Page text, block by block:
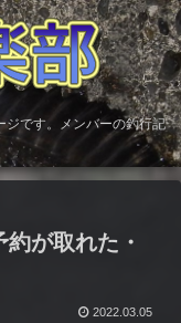
ジです。メンバーの釣行記
が取れた・
2022.03.05